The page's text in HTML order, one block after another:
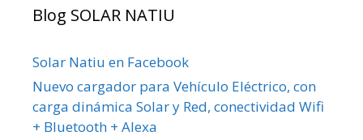
Blog SOLAR NATIU
Solar Natiu en Facebook
Nuevo cargador para Vehículo Eléctrico, con
carga dinámica Solar y Red, conectividad Wifi
+ Bluetooth + Alexa